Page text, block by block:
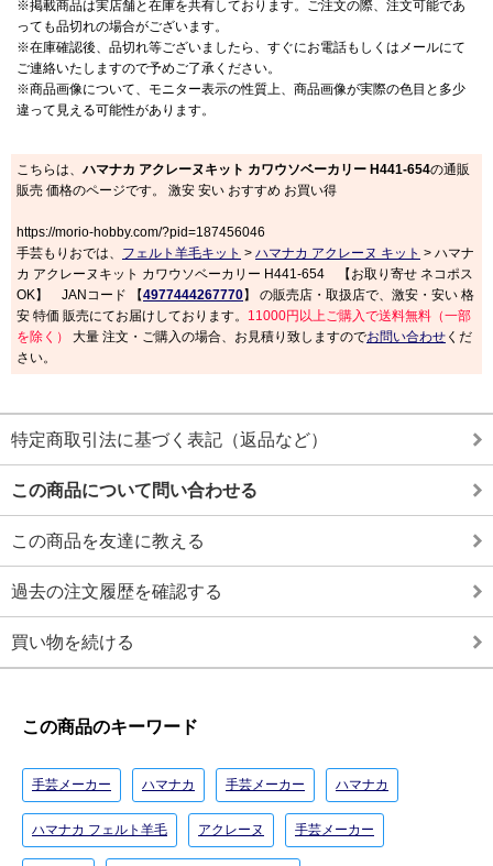
※掲載商品は実店舗と在庫を共有しております。ご注文の際、注文可能であ
っても品切れの場合がございます。
※在庫確認後、品切れ等ございましたら、すぐにお電話もしくはメールにて
ご連絡いたしますので予めご了承ください。
※商品画像について、モニター表示の性質上、商品画像が実際の色目と多少
違って見える可能性があります。
こちらは、ハマナカ アクレーヌキット カワウソベーカリー H441-654の通販
販売 価格のページです。 激安 安い おすすめ お買い得
https://morio-hobby.com/?pid=187456046
手芸もりおでは、 フェルト羊毛キット > ハマナカ アクレーヌ キット > ハマナ
カ アクレーヌキット カワウソベーカリー H441-654 【お取り寄せ ネコポス
OK】 JANコード 【4977444267770】 の販売店・取扱店で、激安・安い 格
安 特価 販売にてお届けしております。 11000円以上ご購入で送料無料（一部
を除く）
大量 注文・ご購入の場合、お見積り致しますのでお問い合わせ くだ
さい。
特定商取引法に基づく表記（返品など）
この商品について問い合わせる
この商品を友達に教える
過去の注文履歴を確認する
買い物を続ける
この商品のキーワード
手芸メーカー ハマナカ 手芸メーカー ハマナカ
ハマナカ フェルト羊毛 アクレーヌ 手芸メーカー